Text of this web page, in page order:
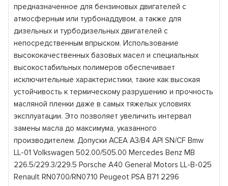
предназначенное для бензиновых двигателей с
атмосферным или турбонаддувом, а также для
дизельных и турбодизельных двигателей с
непосредственным впрыском. Использование
высококачественных базовых масел и специальных
высокостабильных полимеров обеспечивает
исключительные характеристики, такие как высокая
устойчивость к термическому разрушению и прочность
масляной пленки даже в самых тяжелых условиях
эксплуатации. Это позволяет увеличить интервал
замены масла до максимума, указанного
производителем. Допуски ACEA A3/B4 API SN/CF Bmw
LL-01 Volkswagen 502.00/505.00 Mercedes Benz MB
226.5/229.3/229.5 Porsche A40 General Motors LL-B-025
Renault RN0700/RN0710 Peugeot PSA B71 2296